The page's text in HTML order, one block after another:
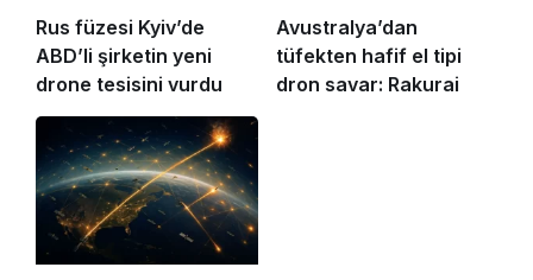
Rus füzesi Kyiv’de
ABD’li şirketin yeni
drone tesisini vurdu
Avustralya’dan
tüfekten hafif el tipi
dron savar: Rakurai